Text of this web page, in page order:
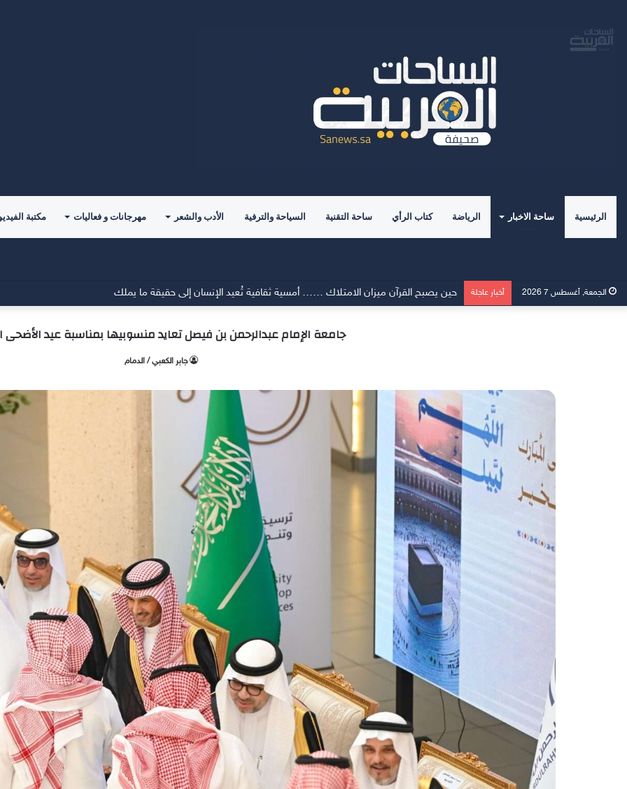
الرئيسية ساحة الاخبار الرياضة كتاب الرأي ساحة التقنية السياحة والترفية الأدب والشعر مهرجانات و فعاليات مكتبة
الجمعة, أغسطس 7 2026 أخبار عاجلة حين يصبح القرآن ميزان الامتلاك …… أمسية ثقافية تُعيد الإنسان إلى حقيقة ما يملك
جامعة الإمام عبدالرحمن بن فيصل تعايد منسوبيها بمناسبة عيد الأضحى
جابر الكعبي / الدمام